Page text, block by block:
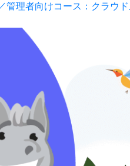
管理者向けコース：クラウ